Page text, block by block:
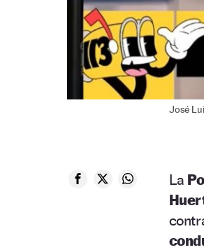
José
La